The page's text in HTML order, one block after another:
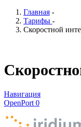
Главная -
Тарифы -
Скоростной
Навигация
OpenPort 0